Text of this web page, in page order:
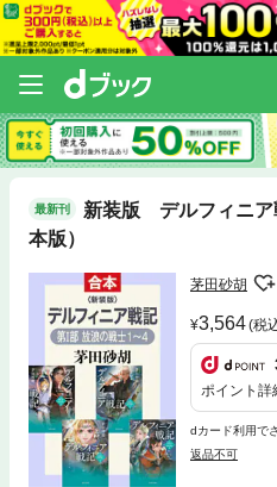
最新刊
新装版 デルフィニア
本版）
茅田砂胡
3,564(税
ポイント詳
dカード利用で
返品不可